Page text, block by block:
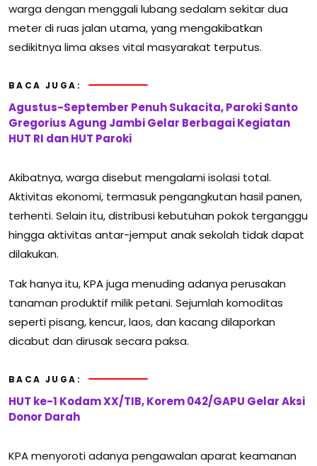
warga dengan menggali lubang sedalam sekitar dua
meter di ruas jalan utama, yang mengakibatkan
sedikitnya lima akses vital masyarakat terputus.
BACA JUGA:
Agustus-September Penuh Sukacita, Paroki Santo
Gregorius Agung Jambi Gelar Berbagai Kegiatan
HUT RI dan HUT Paroki
Akibatnya, warga disebut mengalami isolasi total.
Aktivitas ekonomi, termasuk pengangkutan hasil panen,
terhenti. Selain itu, distribusi kebutuhan pokok terganggu
hingga aktivitas antar-jemput anak sekolah tidak dapat
dilakukan.
Tak hanya itu, KPA juga menuding adanya perusakan
tanaman produktif milik petani. Sejumlah komoditas
seperti pisang, kencur, laos, dan kacang dilaporkan
dicabut dan dirusak secara paksa.
BACA JUGA:
HUT ke-1 Kodam XX/TIB, Korem 042/GAPU Gelar Aksi
Donor Darah
KPA menyoroti adanya pengawalan aparat keamanan